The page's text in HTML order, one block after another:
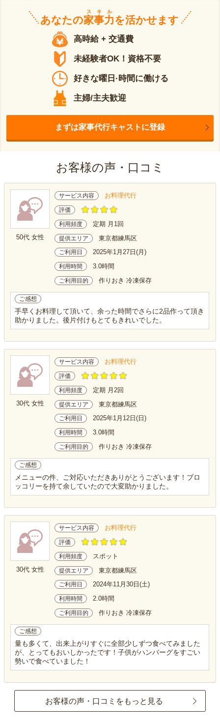
あなたの家事力
スキル
を活かせます
高時給 + 交通費
未経験者OK！資格不要
好きな曜日·時間に働ける
主婦/主夫歓迎
まずは家事代行キャストに登録
お客様の声・口コミ
50代 女性
サービス内容 お料理代行
評価
利用頻度 定期 月1回
提供エリア 東京都練馬区
ご利用日 2025年1月27日(月)
利用時間 3.0時間
ご利用目的 作りおき 冷凍保存
ご感想
手早くお料理して頂いて、余った時間でさらに2品作って頂き
助かりました。後片付けもとてもきれいでした。
30代 女性
サービス内容 お料理代行
評価
利用頻度 定期 月2回
提供エリア 東京都練馬区
ご利用日 2025年1月12日(日)
利用時間 3.0時間
ご利用目的 作りおき 冷凍保存
ご感想
メニューの件、ご対応いただきありがとうございます！ブロ
ッコリーを持て余していたので大変助かりました。
30代 女性
サービス内容 お料理代行
評価
利用頻度 スポット
提供エリア 東京都練馬区
ご利用日 2024年11月30日(土)
利用時間 2.0時間
ご利用目的 作りおき 冷凍保存
ご感想
量も多くて、出来上がりすぐに全部少しずつ食べてみました
が、とってもおいしかったです！子供がハンバーグをすごい
勢いで食べていました！
お客様の声・口コミをもっと見る